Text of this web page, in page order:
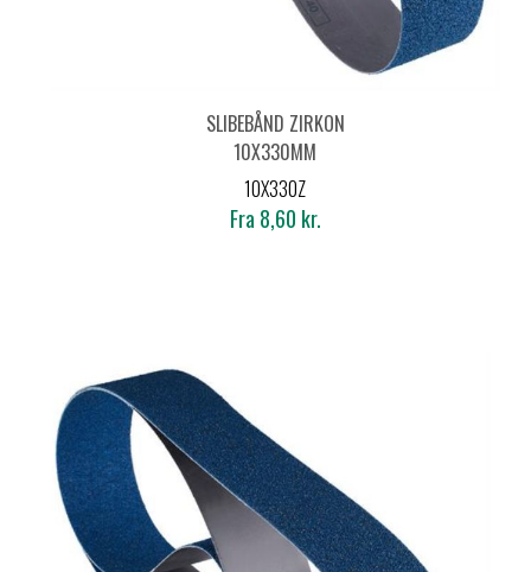
SLIBEBÅND ZIRKON
10X330MM
10X330Z
Fra 8,60 kr.